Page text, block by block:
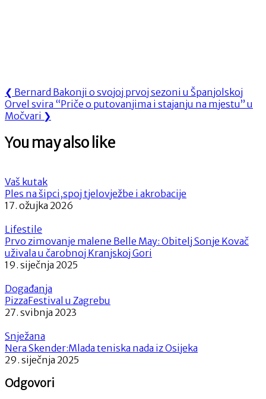
Navigacija
objava
❮ Previous
Post:
Bernard Bakonji o svojoj prvoj sezoni u Španjolskoj
Next
Post:
Orvel svira “Priče o putovanjima i stajanju na mjestu” u
Močvari ❯
You may also like
Vaš kutak
Ples na šipci,spoj tjelovježbe i akrobacije
17. ožujka 2026
Lifestile
Prvo zimovanje malene Belle May: Obitelj Sonje Kovač
uživala u čarobnoj Kranjskoj Gori
19. siječnja 2025
Događanja
PizzaFestival u Zagrebu
27. svibnja 2023
Snježana
Nera Skender:Mlada teniska nada iz Osijeka
29. siječnja 2025
Odgovori